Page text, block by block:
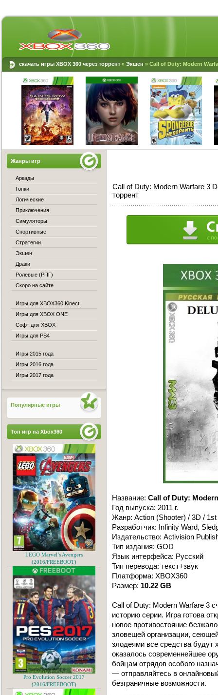
скачать игры XBOX 360 через торрент » Экшен » Call of Duty: Modern
Call of Duty: Modern Warfare 3
торрент
Название: Call of Duty:
Год выпуска: 2011 г.
Жанр: Action (Shooter) / 3D / 1st
Разработчик: Infinity Ward,
Издательство: Activision
Тип издания: GOD
Язык интерфейса: Русский
Тип перевода: текст+звук
Платформа: XBOX360
Размер: 10.22 GB
Call of Duty: Modern Warfare 3
историю серии. Игра готова
новое противостояние
зловещей организации,
злодеями все средства будут
оказалось современнейшее
бойцам отрядов особого
— отправляйтесь в
безграничные возможности.
Жанры игр
Аркады
Гонки
Логические
Приключения
Симуляторы
Спортивные
Стратегии
Экшен
Драки
Ролевые (РПГ)
Скоро на сайте
Игры для XBOX360 Kinect
Игры для XBOX ONE
Софт для XBOX
Игры для PS4
Игры 2015 года
Игры 2016 года
Игры 2017 года
Популярные игры
Топ игр на Xbox360
LEGO Marvel’s Avengers
(2016/FREEBOOT)
Pro Evolution Soccer 2017
(2016/FREEBOOT)